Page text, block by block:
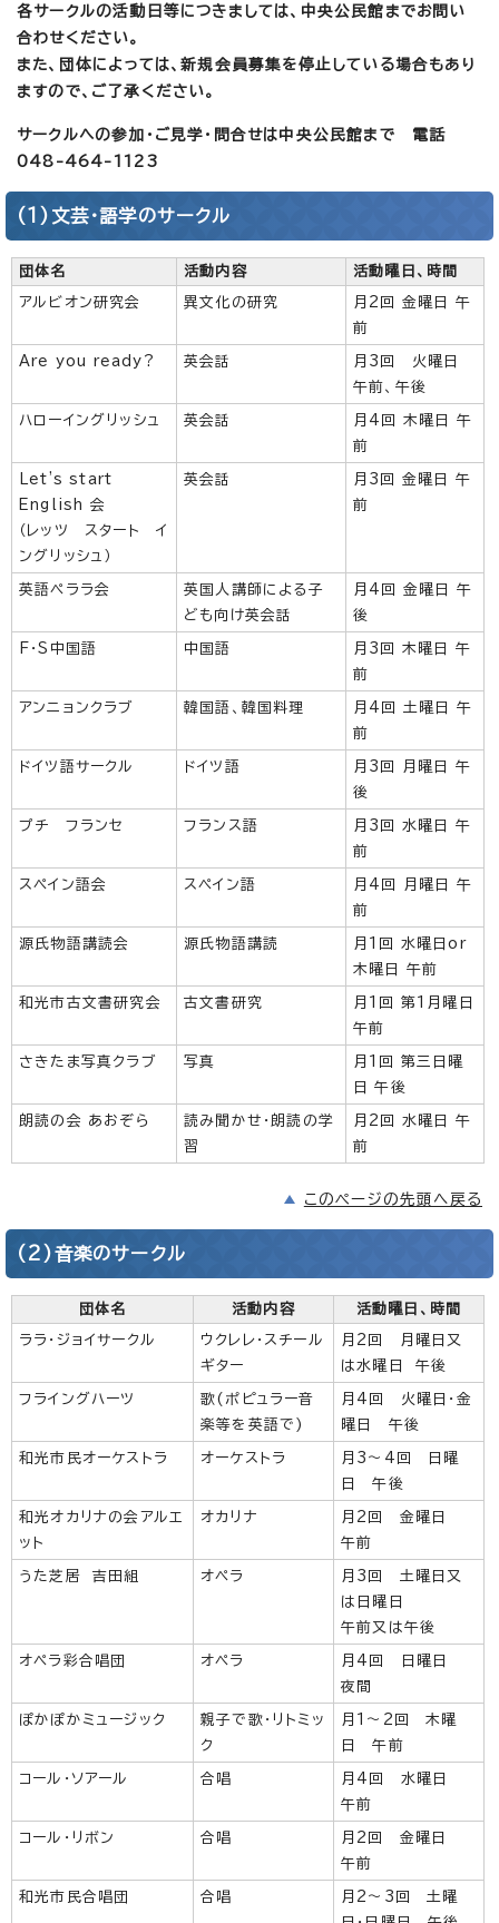
各サークルの活動日等につきましては、中央公民館までお問い
合わせください。
また、団体によっては、新規会員募集を停止している場合もあり
ますので、ご了承ください。
サークルへの参加・ご見学・問合せは中央公民館まで 電話
048-464-1123
(1)文芸・語学のサークル
団体名 活動内容 活動曜日、時間
アルビオン研究会 異文化の研究
月2回 金曜日 午
前
Are you ready? 英会話
月3回 火曜日
午前、午後
ハローイングリッシュ 英会話
月4回 木曜日 午
前
Let's start
English 会
（レッツ スタート イ
ングリッシュ）
英会話
月3回 金曜日 午
前
英語ペララ会
英国人講師による子
ども向け英会話
月4回 金曜日 午
後
F・S中国語 中国語
月3回 木曜日 午
前
アンニョンクラブ 韓国語、韓国料理
月4回 土曜日 午
前
ドイツ語サークル ドイツ語
月3回 月曜日 午
後
プチ フランセ フランス語
月3回 水曜日 午
前
スペイン語会 スペイン語
月4回 月曜日 午
前
源氏物語講読会 源氏物語講読
月1回 水曜日or
木曜日 午前
和光市古文書研究会 古文書研究
月1回 第1月曜日
午前
さきたま写真クラブ 写真
月1回 第三日曜
日 午後
朗読の会 あおぞら
読み聞かせ・朗読の学
習
月2回 水曜日 午
前
このページの先頭へ戻る
(2)音楽のサークル
団体名 活動内容 活動曜日、時間
ララ・ジョイサークル
ウクレレ・スチール
ギター
月2回 月曜日又
は水曜日 午後
フライングハーツ
歌(ポピュラー音
楽等を英語で)
月4回 火曜日・金
曜日 午後
和光市民オーケストラ オーケストラ
月3～4回 日曜
日 午後
和光オカリナの会アルエ
ット
オカリナ
月2回 金曜日
午前
うた芝居 吉田組 オペラ
月3回 土曜日又
は日曜日
午前又は午後
オペラ彩合唱団 オペラ
月4回 日曜日
夜間
ぽかぽかミュージック
親子で歌・リトミッ
ク
月1～2回 木曜
日 午前
コール・ソアール 合唱
月4回 水曜日
午前
コール・リボン 合唱
月2回 金曜日
午前
和光市民合唱団 合唱
月2～3回 土曜